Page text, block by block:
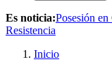
Es noticia:Posesión
Resistencia
Inicio